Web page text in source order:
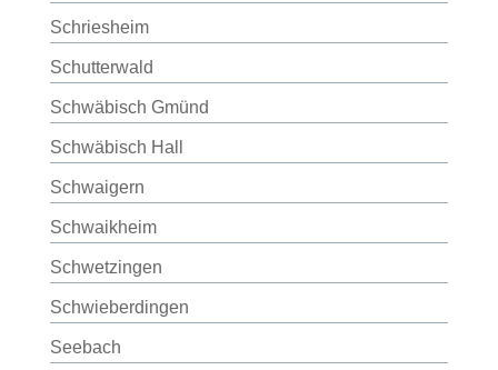
Schriesheim
Schutterwald
Schwäbisch Gmünd
Schwäbisch Hall
Schwaigern
Schwaikheim
Schwetzingen
Schwieberdingen
Seebach